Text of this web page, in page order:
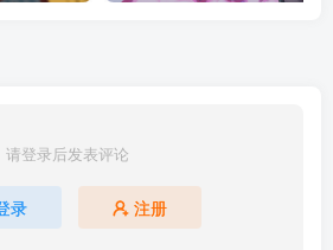
请登录后发表评论
录 注册